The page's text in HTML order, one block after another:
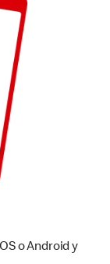
o Android y